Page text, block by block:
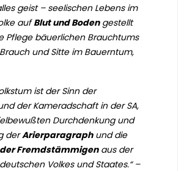
geist – seelischen Lebens im
aufBlut und Bodengestellt
Pflege bäuerlichen Brauchtums
Brauch und Sitte im Bauerntum,
ist der Sinn der
der Kameradschaft in der SA,
Durchdenkung und
derArierparagraphund die
Fremdstämmigenaus der
Volkes und Staates.“ –